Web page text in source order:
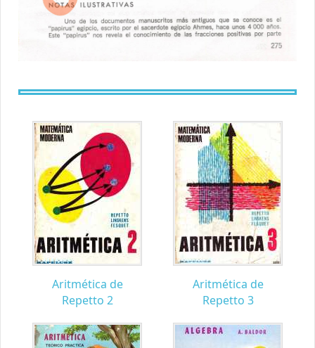
Aritmética de
Repetto 2
Aritmética de
Repetto 3